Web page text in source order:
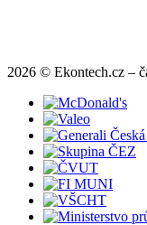
2026 © Ekontech.cz –